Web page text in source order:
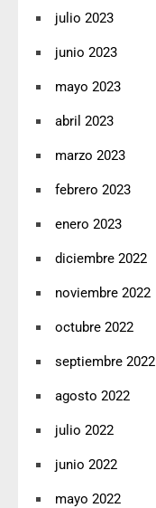
julio 2023
junio 2023
mayo 2023
abril 2023
marzo 2023
febrero 2023
enero 2023
diciembre 2022
noviembre 2022
octubre 2022
septiembre 2022
agosto 2022
julio 2022
junio 2022
mayo 2022